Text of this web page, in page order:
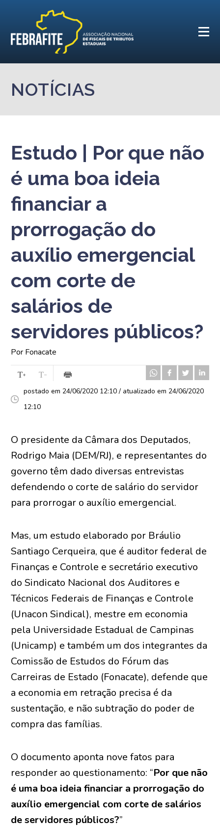
NOTÍCIAS
Estudo | Por que não
é uma boa ideia
financiar a
prorrogação do
auxílio emergencial
com corte de
salários de
servidores públicos?
Por Fonacate
postado em 24/06/2020 12:10 / atualizado em 24/06/2020
12:10
O presidente da Câmara dos Deputados,
Rodrigo Maia (DEM/RJ), e representantes do
governo têm dado diversas entrevistas
defendendo o corte de salário do servidor
para prorrogar o auxílio emergencial.
Mas, um estudo elaborado por Bráulio
Santiago Cerqueira, que é auditor federal de
Finanças e Controle e secretário executivo
do Sindicato Nacional dos Auditores e
Técnicos Federais de Finanças e Controle
(Unacon Sindical), mestre em economia
pela Universidade Estadual de Campinas
(Unicamp) e também um dos integrantes da
Comissão de Estudos do Fórum das
Carreiras de Estado (Fonacate), defende que
a economia em retração precisa é da
sustentação, e não subtração do poder de
compra das famílias.
O documento aponta nove fatos para
responder ao questionamento: “Por que não
é uma boa ideia financiar a prorrogação do
auxílio emergencial com corte de salários
de servidores públicos?”